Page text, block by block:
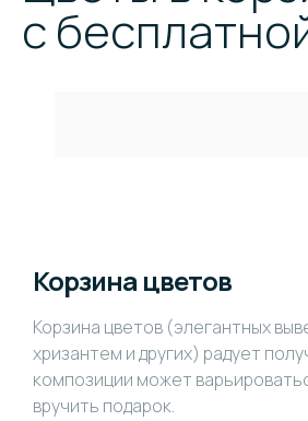
с
Корзина цветов
Корзина цветов (элегантных
хризантем и других) радует
композиции может
вручить подарок.